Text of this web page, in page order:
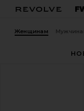
Женщинам